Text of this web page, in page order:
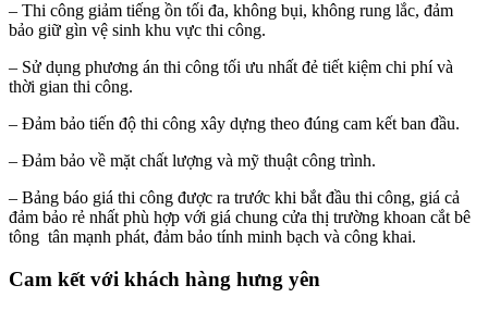
– Thi công giảm tiếng ồn tối đa, không bụi, không rung lắc, đảm
bảo giữ gìn vệ sinh khu vực thi công.
– Sử dụng phương án thi công tối ưu nhất đẻ tiết kiệm chi phí và
thời gian thi công.
– Đảm bảo tiến độ thi công xây dựng theo đúng cam kết ban đầu.
– Đảm bảo về mặt chất lượng và mỹ thuật công trình.
– Bảng báo giá thi công được ra trước khi bắt đầu thi công, giá cả
đảm bảo rẻ nhất phù hợp với giá chung cửa thị trường khoan cắt bê
tông tân mạnh phát, đảm bảo tính minh bạch và công khai.
Cam kết với khách hàng hưng yên